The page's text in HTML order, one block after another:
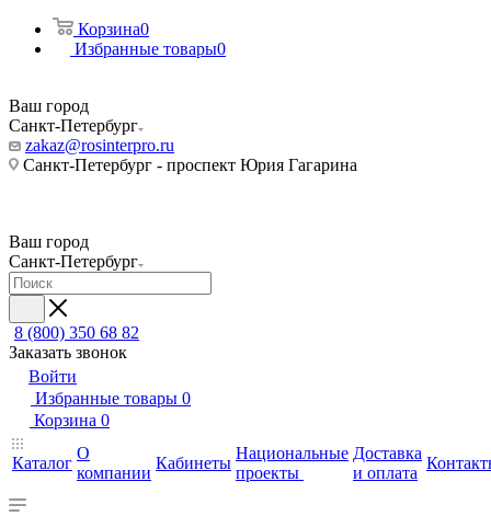
Корзина0
Избранные товары0
Ваш город
Санкт-Петербург
zakaz@rosinterpro.ru
Санкт-Петербург - проспект Юрия Гагарина
Ваш город
Санкт-Петербург
8 (800) 350 68 82
Заказать звонок
Войти
Избранные товары 0
Корзина 0
Каталог
О
компании
Кабинеты
Национальные
проекты
Доставка
и оплата